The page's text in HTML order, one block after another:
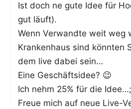
Ist doch ne gute Idee für
gut läuft).
Wenn Ver­wand­te weit weg
Kran­ken­haus sind könn­ten
dem live dabei sein…
Eine Geschäftsidee? 😉
Ich nehm 25% für die
Freue mich auf neue Live-